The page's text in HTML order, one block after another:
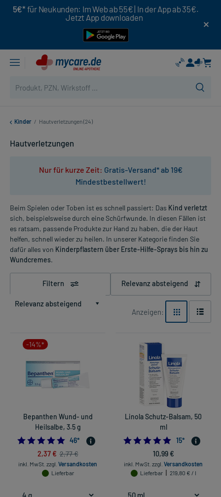
5€* für Neukunden: Im Web ab 55€ | In der App ab 35€.
Jetzt App downloaden
Kinder / Hautverletzungen (24)
Hautverletzungen
Nur für kurze Zeit: Gratis-Versand* ab 19€
Mindestbestellwert!
Beim Spielen oder Toben ist es schnell passiert: Das Kind verletzt
sich, beispielsweise durch eine Schürfwunde. In diesen Fällen ist
es ratsam, passende Produkte zur Hand zu haben, die der Haut
helfen, schnell wieder zu heilen. In unserer Kategorie finden Sie
dafür alles von Kinderpflastern über Erste-Hilfe-Sprays bis hin zu
Wundcremes.
Filtern Relevanz absteigend
Relevanz absteigend
Anzeigen:
-14%*
Bepanthen Wund- und
Heilsalbe, 3.5 g
5.0
46*
2,37 € 2,77 €
inkl. MwSt. zzgl. Versandkosten
Lieferbar
Linola Schutz-Balsam, 50
ml
5.0
15*
10,99 €
inkl. MwSt. zzgl. Versandkosten
Lieferbar
219,80 € / l